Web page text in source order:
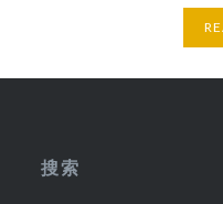
搜索